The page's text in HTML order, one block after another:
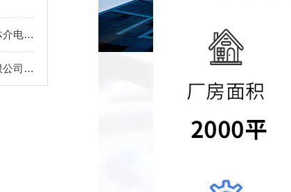
清华大学能动系采购我司液体介电常数测试仪
山东泰和水处理科技股份有限公司向我司二次采购液体介电常数测试仪